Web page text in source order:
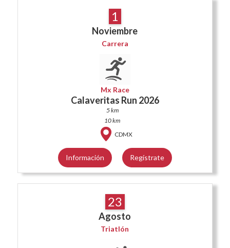
1
Noviembre
Carrera
Mx Race
Calaveritas Run 2026
5 km
10 km
CDMX
Información Regístrate
23
Agosto
Triatlón